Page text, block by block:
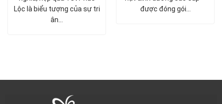
Lộc là biểu tượng của sự tri
ân…
được đóng gói…